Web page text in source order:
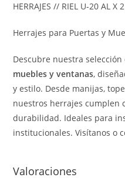
HERRAJES // RIEL U-20 AL X
Herrajes para Puertas y
Descubre nuestra selección
muebles y ventanas,
y estilo. Desde manijas,
nuestros herrajes cumplen
durabilidad. Ideales para
institucionales. Visítanos o
Valoraciones